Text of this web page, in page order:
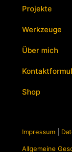
Projekte
Werkzeuge
Über mich
Shop
Impressum
Allgemeine